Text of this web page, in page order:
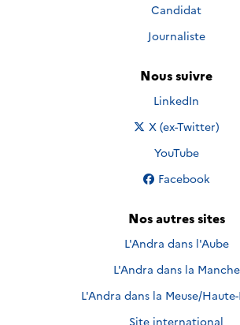
Candidat
Journaliste
Nous suivre
Nous suivre sur
LinkedIn
Nous suivre sur
X (ex-Twitter)
Nous suivre sur
YouTube
Nous suivre sur
Facebook
Nos autres sites
L'Andra dans l'Aube
L'Andra dans la Manche
L'Andra dans la Meuse/
Site international